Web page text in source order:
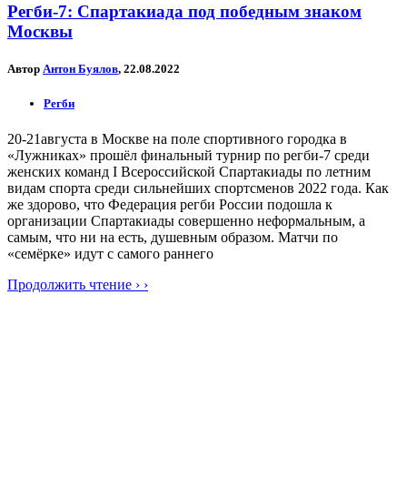
Регби-7: Спартакиада под победным знаком
Москвы
Автор Антон Буялов, 22.08.2022
Регби
20-21августа в Москве на поле спортивного городка в
«Лужниках» прошёл финальный турнир по регби-7 среди
женских команд I Всероссийской Спартакиады по летним
видам спорта среди сильнейших спортсменов 2022 года. Как
же здорово, что Федерация регби России подошла к
организации Спартакиады совершенно неформальным, а
самым, что ни на есть, душевным образом. Матчи по
«семёрке» идут с самого раннего
Продолжить чтение › ›